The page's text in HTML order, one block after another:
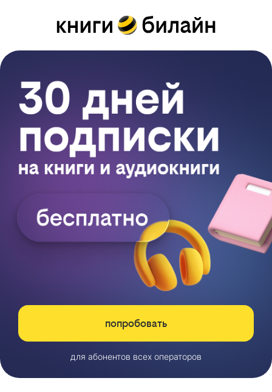
попробовать
для абонентов всех операторов